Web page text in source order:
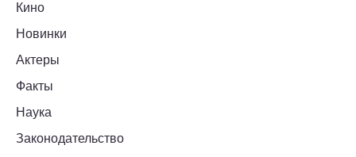
Кино
Новинки
Актеры
Факты
Наука
Законодательство